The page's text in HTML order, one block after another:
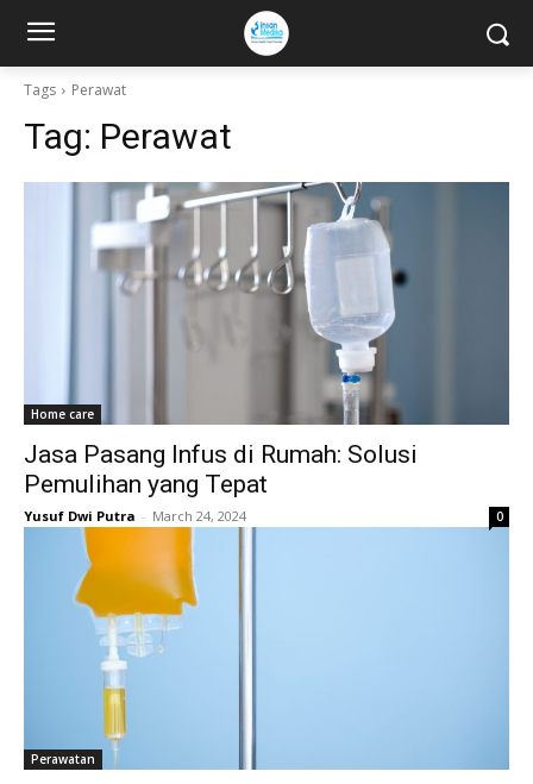
Tags Perawat
Tag: Perawat
Home care
Jasa Pasang Infus di Rumah: Solusi
Pemulihan yang Tepat
Yusuf Dwi Putra - March 24, 2024 0
Perawatan